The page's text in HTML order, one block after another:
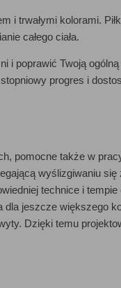
i trwałymi kolorami.
całego ciała.
i poprawić Twoją
progres i
pomocne także w
wyślizgiwaniu
technice i tempie
dla jeszcze większego
Dzięki temu